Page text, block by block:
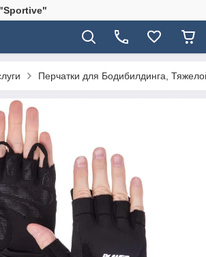
"Sportive"
Перчатки для Бодибилдинга,